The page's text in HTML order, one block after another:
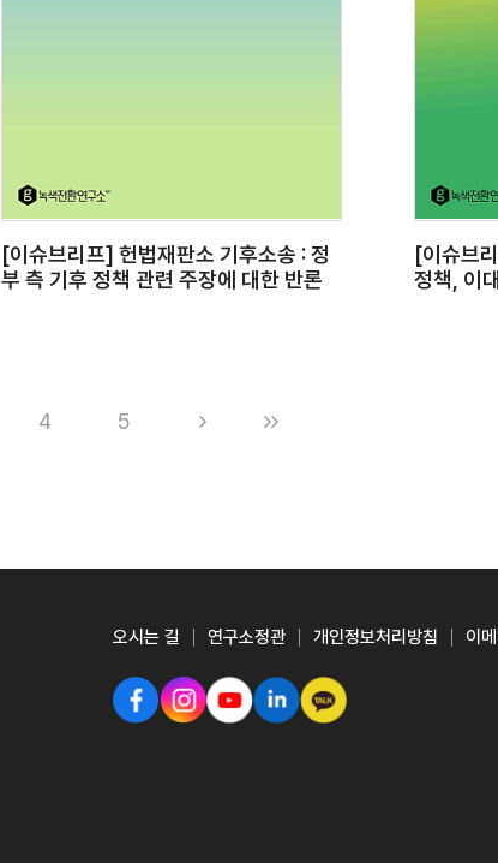
[이슈브리프] 헌법재판소 기후소송 : 정
부 측 기후 정책 관련 주장에 대한 반론
[이슈브
정책, 이
4 5
오시는 길 연구소정관 개인정보처리방침 이